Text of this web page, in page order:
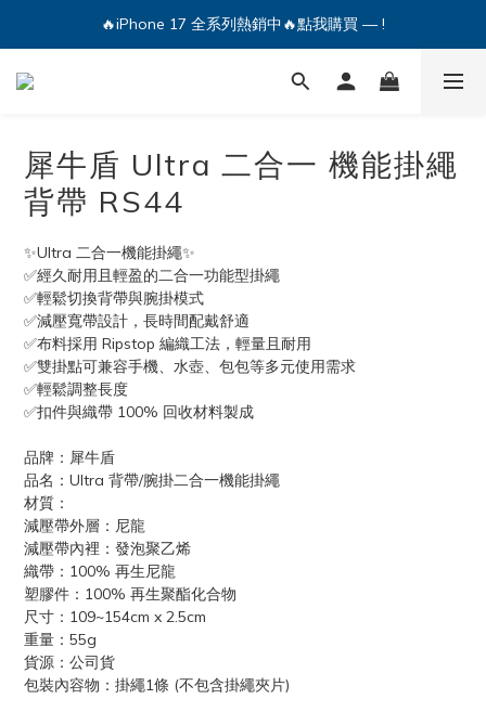
🔥iPhone 17 全系列熱銷中🔥點我購買 — !
🔥iPhone 17 全系列熱銷中🔥點我購買 — !
💕加入Q哥 Line 新好友領優惠券！🎫
犀牛盾 Ultra 二合一 機能掛繩
背帶 RS44
✨Ultra 二合一機能掛繩✨
✅經久耐用且輕盈的二合一功能型掛繩
✅輕鬆切換背帶與腕掛模式
✅減壓寬帶設計，長時間配戴舒適
✅布料採用 Ripstop 編織工法，輕量且耐用
✅雙掛點可兼容手機、水壺、包包等多元使用需求
✅輕鬆調整長度
✅扣件與織帶 100% 回收材料製成
品牌：犀牛盾
品名：Ultra 背帶/腕掛二合一機能掛繩
材質：
減壓帶外層：尼龍
減壓帶內裡：發泡聚乙烯
織帶：100% 再生尼龍
塑膠件：100% 再生聚酯化合物
尺寸：109~154cm x 2.5cm
重量：55g
貨源：公司貨
包裝內容物：掛繩1條 (不包含掛繩夾片)